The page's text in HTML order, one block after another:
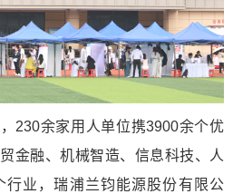
230余家用人单位携3900余个优
金融、机械智造、信息科技、人
行业，瑞浦兰钧能源股份有限公